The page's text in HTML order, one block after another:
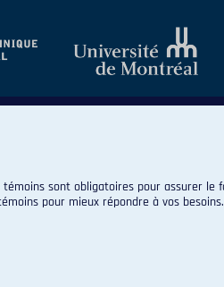
sont obligatoires pour assurer
pour mieux répondre à vos besoins.